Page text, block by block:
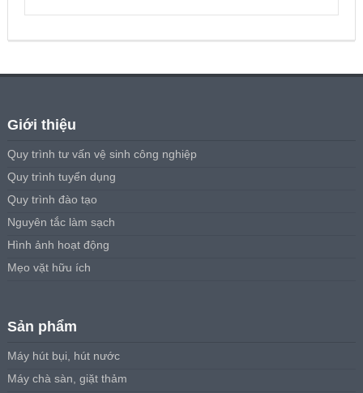
6,850,000₫.
Giới thiệu
Quy trình tư vấn vệ sinh công nghiệp
Quy trình tuyển dụng
Quy trình đào tạo
Nguyên tắc làm sạch
Hình ảnh hoạt động
Mẹo vặt hữu ích
Sản phẩm
Máy hút bụi, hút nước
Máy chà sàn, giặt thảm